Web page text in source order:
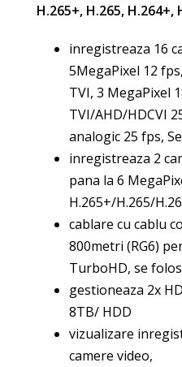
H.265+, H.265, H.264+,
inregistreaza 16
5MegaPixel 12
TVI, 3 MegaPixel
TVI/AHD/HDCVI
analogic 25 fps,
inregistreaza 2
pana la 6
H.265+/H.265/
cablare cu cablu
800metri (RG6)
TurboHD, se
gestioneaza 2x
8TB/ HDD
vizualizare
camere video,